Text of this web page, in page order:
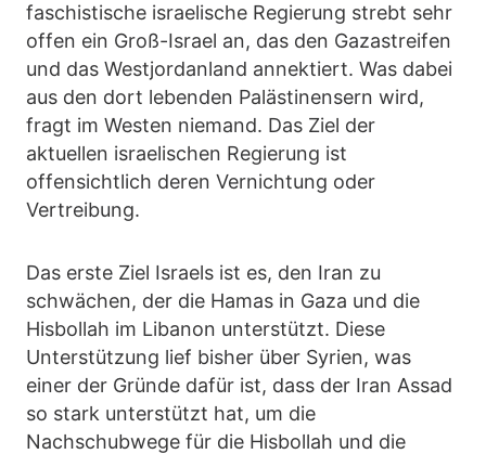
faschistische israelische Regierung strebt sehr
offen ein Groß-Israel an, das den Gazastreifen
und das Westjordanland annektiert. Was dabei
aus den dort lebenden Palästinensern wird,
fragt im Westen niemand. Das Ziel der
aktuellen israelischen Regierung ist
offensichtlich deren Vernichtung oder
Vertreibung.
Das erste Ziel Israels ist es, den Iran zu
schwächen, der die Hamas in Gaza und die
Hisbollah im Libanon unterstützt. Diese
Unterstützung lief bisher über Syrien, was
einer der Gründe dafür ist, dass der Iran Assad
so stark unterstützt hat, um die
Nachschubwege für die Hisbollah und die